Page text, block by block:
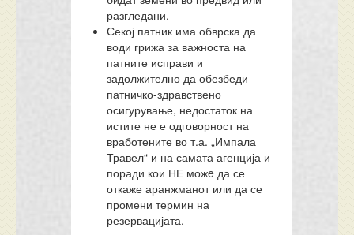
разгледани.
Секој патник има обврска да
води грижа за важноста на
патните исправи и
задолжително да обезбеди
патничко-здравствено
осигурување, недостаток на
истите не е одговорност на
вработените во т.а. „Импала
Травел“ и на самата агенција и
поради кои НЕ можe да се
откаже аранжманот или да се
промени термин на
резервацијата.